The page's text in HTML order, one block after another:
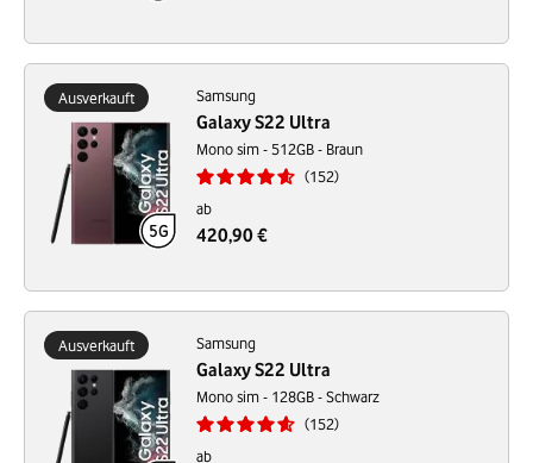
Ausverkauft Samsung
Galaxy S22 Ultra
Mono sim - 512GB - Braun
152
ab
420,90 €
Ausverkauft Samsung
Galaxy S22 Ultra
Mono sim - 128GB - Schwarz
152
ab